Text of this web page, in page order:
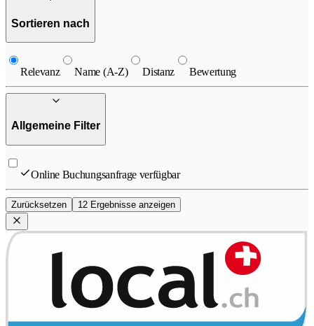
Sortieren nach
Relevanz Name (A-Z) Distanz Bewertung
Allgemeine Filter
Online Buchungsanfrage verfügbar
Zurücksetzen 12 Ergebnisse anzeigen